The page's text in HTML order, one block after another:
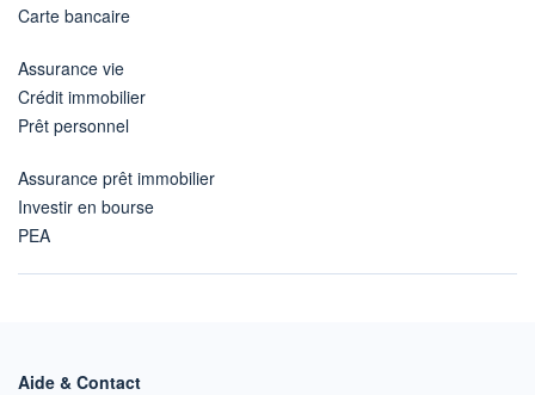
Carte bancaire
Assurance vie
Crédit immobilier
Prêt personnel
Assurance prêt immobilier
Investir en bourse
PEA
Aide & Contact